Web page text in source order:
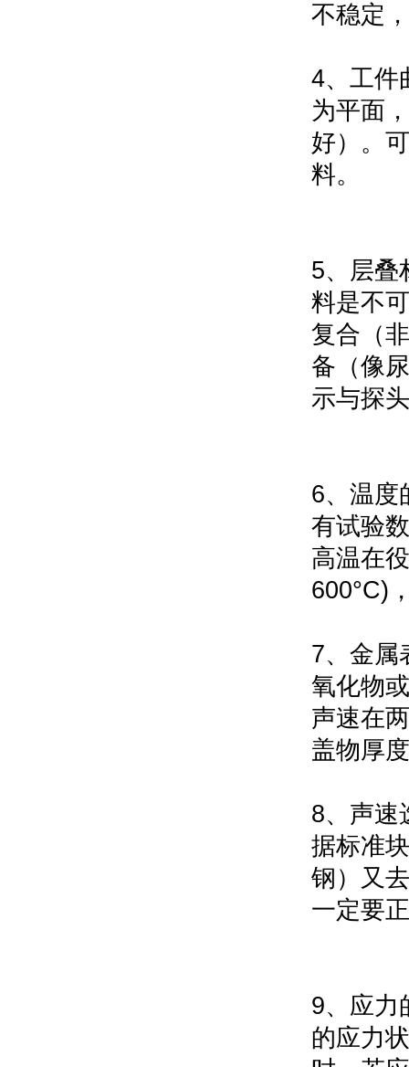
不稳定
4、工件
为平面
好）。
料。
5、层叠
料是不
复合（
备（像
示与探
6、温度
有试验
高温在
600°C)
7、金属
氧化物
声速在
盖物厚
8、声速
据标准
钢）又
一定要
9、应力
的应力